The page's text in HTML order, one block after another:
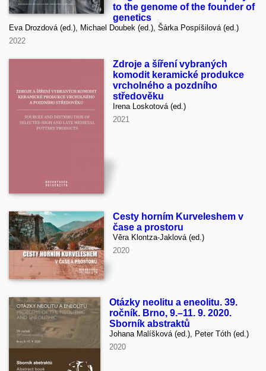
to the genome of the founder of
genetics
Eva Drozdová (ed.), Michael Doubek (ed.), Šárka Pospíšilová (ed.)
2022
Zdroje a šíření vybraných
komodit keramické produkce
vrcholného a pozdního
středověku
Irena Loskotová (ed.)
2021
Cesty horním Kurveleshem v
čase a prostoru
Věra Klontza-Jaklová (ed.)
2020
Otázky neolitu a eneolitu. 39.
ročník. Brno, 9.–11. 9. 2020.
Sborník abstraktů
Johana Malíšková (ed.), Peter Tóth (ed.)
2020